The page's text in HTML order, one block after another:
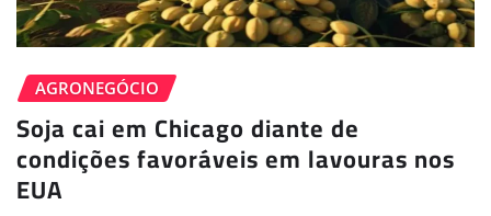
AGRONEGÓCIO
Soja cai em Chicago diante de
condições favoráveis em lavouras nos
EUA